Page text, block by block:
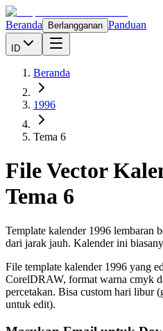
Beranda Berlangganan Panduan
ID
Beranda
1996
Tema 6
File Vector
Tema 6
Template kalender 1996 lembaran
dari jarak jauh. Kalender ini
File template kalender 1996 yang
CorelDRAW, format warna cmyk
percetakan. Bisa custom hari libur
untuk edit).